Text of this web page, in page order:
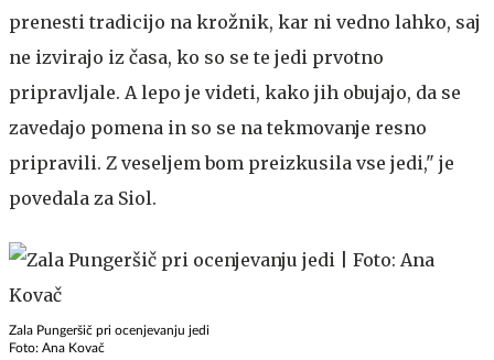
prenesti tradicijo na krožnik, kar ni vedno lahko, saj
ne izvirajo iz časa, ko so se te jedi prvotno
pripravljale. A lepo je videti, kako jih obujajo, da se
zavedajo pomena in so se na tekmovanje resno
pripravili. Z veseljem bom preizkusila vse jedi," je
povedala za Siol.
Zala Pungeršič pri ocenjevanju jedi
Foto: Ana Kovač